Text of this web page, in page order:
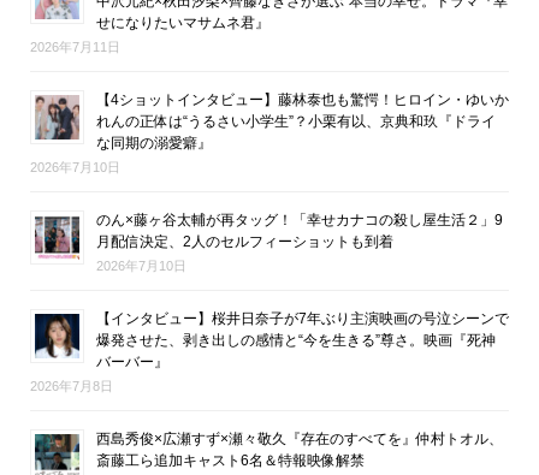
せになりたいマサムネ君』
2026年7月11日
【4ショットインタビュー】藤林泰也も驚愕！ヒロイン・ゆいか
れんの正体は“うるさい小学生”？小栗有以、京典和玖『ドライ
な同期の溺愛癖』
2026年7月10日
のん×藤ヶ谷太輔が再タッグ！「幸せカナコの殺し屋生活２」9
月配信決定、2人のセルフィーショットも到着
2026年7月10日
【インタビュー】桜井日奈子が7年ぶり主演映画の号泣シーンで
爆発させた、剥き出しの感情と“今を生きる”尊さ。映画『死神
バーバー』
2026年7月8日
西島秀俊×広瀬すず×瀬々敬久『存在のすべてを』仲村トオル、
斎藤工ら追加キャスト6名＆特報映像解禁